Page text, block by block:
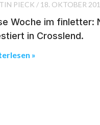
PIECK 18. OKTOBER
Woche im finletter:
in Crosslend.
»